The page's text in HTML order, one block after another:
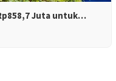
Juta untuk…